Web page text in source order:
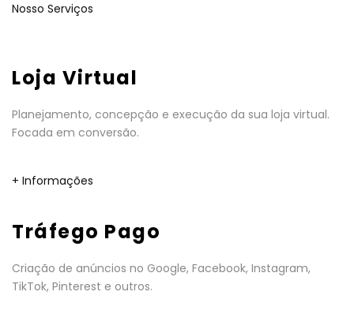
Nosso Serviços
Loja Virtual
Planejamento, concepção e execução da sua loja virtual.
Focada em conversão.
+ Informações
Tráfego Pago
Criação de anúncios no Google, Facebook, Instagram,
TikTok, Pinterest e outros.